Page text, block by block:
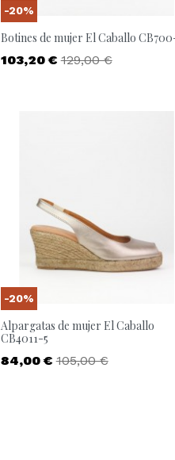
Botines de mujer El Caballo
Precio
103,20 € Precio base
129,00 €
-20%
Alpargatas de mujer El Caballo
CB4011-5
Precio
84,00 € Precio base
105,00 €
-20%